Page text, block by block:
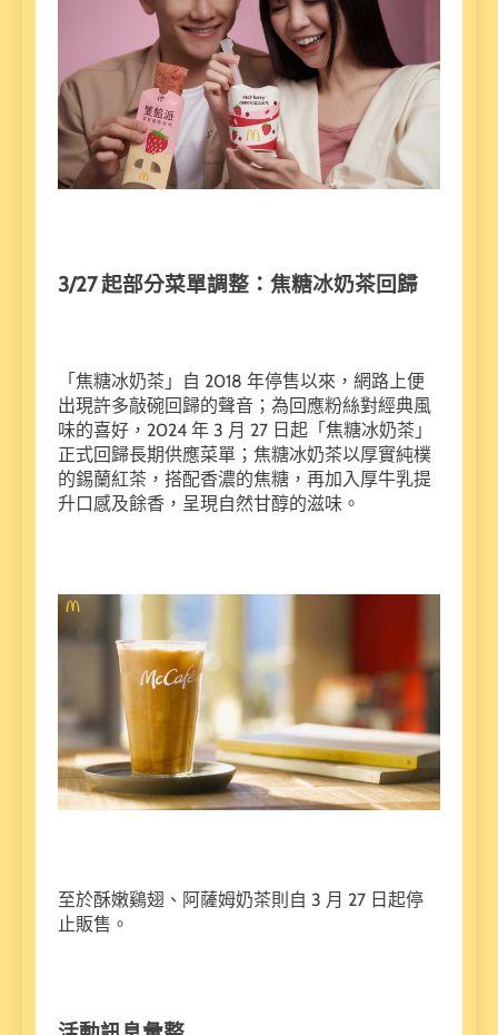
3/27 起部分菜單調整：焦糖冰奶茶回歸
「焦糖冰奶茶」自 2018 年停售以來，網路上便
出現許多敲碗回歸的聲音；為回應粉絲對經典風
味的喜好，2024 年 3 月 27 日起「焦糖冰奶茶」
正式回歸長期供應菜單；焦糖冰奶茶以厚實純樸
的錫蘭紅茶，搭配香濃的焦糖，再加入厚牛乳提
升口感及餘香，呈現自然甘醇的滋味。
至於酥嫩鷄翅、阿薩姆奶茶則自 3 月 27 日起停
止販售。